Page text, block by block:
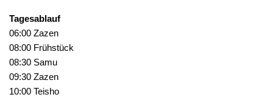
Tagesablauf
06:00 Zazen
08:00 Frühstück
08:30 Samu
09:30 Zazen
10:00 Teisho